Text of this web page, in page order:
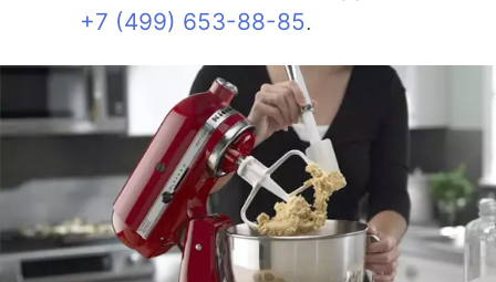
+7 (499) 653-88-85.